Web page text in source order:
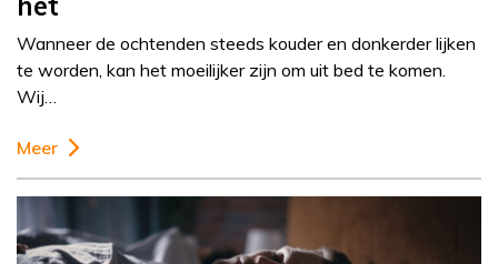
Wanneer de ochtenden steeds kouder en donkerder lijken
te worden, kan het moeilijker zijn om uit bed te komen.
Wij…
Meer